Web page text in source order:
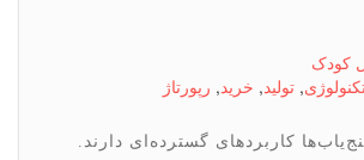
,تولید,خرید,رپورتاژ
کاربردهای گسترده‌ای دارند.